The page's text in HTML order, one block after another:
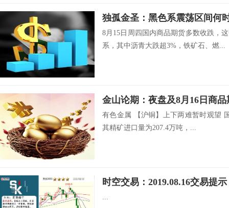
独孤金圣：黑色系震荡区间何
8月15日周四国内商品期货多数收跌，
系，其中沥青大跌超3%，铁矿石、燃...
金山论期：夜盘及8月16日商
有色金属 【沪铜】上下两难暂时观望
其精矿进口量为207.4万吨，...
时空交易：2019.08.16交易提示
...